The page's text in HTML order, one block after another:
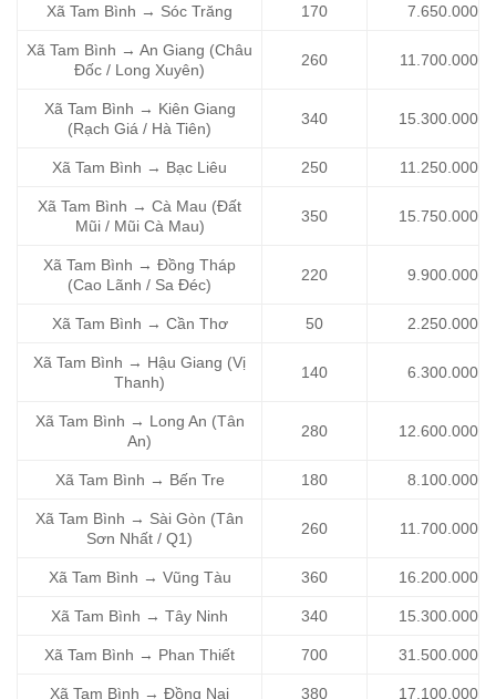
Xã Tam Bình → Sóc Trăng 170 7.650.000
Xã Tam Bình → An Giang (Châu
Đốc / Long Xuyên)
260 11.700.000
Xã Tam Bình → Kiên Giang
(Rạch Giá / Hà Tiên)
340 15.300.000
Xã Tam Bình → Bạc Liêu 250 11.250.000
Xã Tam Bình → Cà Mau (Đất
Mũi / Mũi Cà Mau)
350 15.750.000
Xã Tam Bình → Đồng Tháp
(Cao Lãnh / Sa Đéc)
220 9.900.000
Xã Tam Bình → Cần Thơ 50 2.250.000
Xã Tam Bình → Hậu Giang (Vị
Thanh)
140 6.300.000
Xã Tam Bình → Long An (Tân
An)
280 12.600.000
Xã Tam Bình → Bến Tre 180 8.100.000
Xã Tam Bình → Sài Gòn (Tân
Sơn Nhất / Q1)
260 11.700.000
Xã Tam Bình → Vũng Tàu 360 16.200.000
Xã Tam Bình → Tây Ninh 340 15.300.000
Xã Tam Bình → Phan Thiết 700 31.500.000
Xã Tam Bình → Đồng Nai 380 17.100.000